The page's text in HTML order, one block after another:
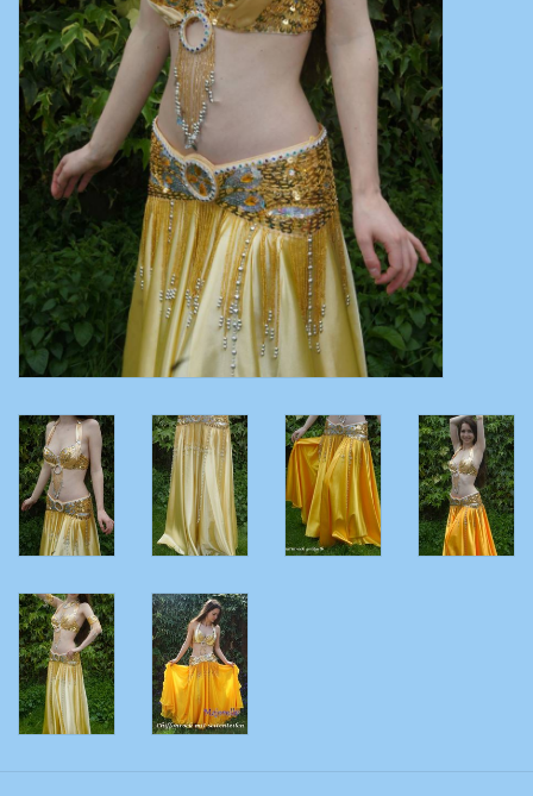
Bauchtanzkostüme
Zubehör
Tribal dance
Catsuits / Saidi & Hagalla
Kleider
Yoga Kleidung
Neu!